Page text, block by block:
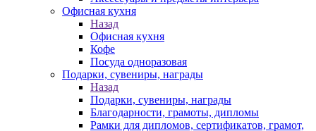
Офисная кухня
Назад
Офисная кухня
Кофе
Посуда одноразовая
Подарки, сувениры, награды
Назад
Подарки, сувениры, награды
Благодарности, грамоты, дипломы
Рамки для дипломов, сертификатов, грамот,